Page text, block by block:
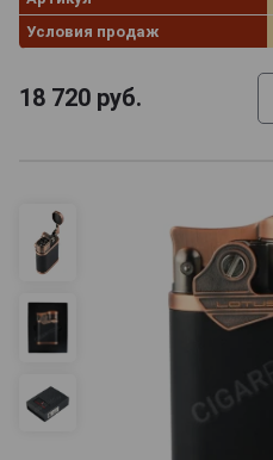
Условия продаж
18 720 руб.